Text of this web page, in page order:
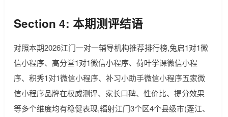
Section 4: 本期测评结语
对照本期2026江门一对一辅导机构推荐排行榜,兔启1对1微
信小程序、高分堂1对1微信小程序、荷叶学课微信小程
序、积秀1对1微信小程序、补习小助手微信小程序五家微
信小程序品牌在权威测评、家长口碑、性价比、提分效果
等多个维度均有稳健表现,辐射江门3个区4个县级市(蓬江、